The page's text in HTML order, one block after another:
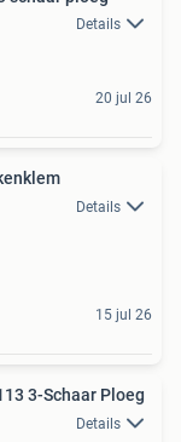
Details
20 jul 26
Details
15 jul 26
3-Schaar Ploeg
Details